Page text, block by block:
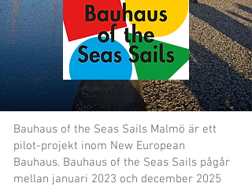
Bauhaus of the Seas Sails Malmö är ett
pilot-projekt inom New European
Bauhaus. Bauhaus of the Seas Sails pågår
mellan januari 2023 och december 2025